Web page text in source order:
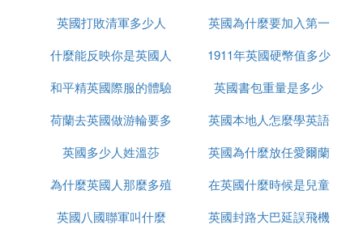
亨利王子，蘇塞克斯公爵 （全名：亨利·查爾斯·阿爾
伯特·大衛·蒙巴頓-溫莎；Henry Charles Albert David
Mountbatten-Windsor；1984年9月15日出生）被大
眾昵稱為哈里王子（Prince Harry），是英國王室的
成員之一，當今威爾士親王查爾斯王子和黛安娜·斯
賓塞的次子。
4、安德魯王子
約克公爵安德魯王子（全名：安德魯·阿爾伯特·克里
斯蒂安·愛德華 ；Andrew Albert Christian Edward ）
1960年2月19日生於白金漢宮，是英國女王伊麗莎白
麼辦
英國打敗清軍多少人
英國為什麼要加入第一
次世界大戰
什麼能反映你是英國人
1911年英國硬幣值多少
錢
和平精英國際服的體驗
服如何上去
英國書包重量是多少
荷蘭去英國做游輪要多
久
英國本地人怎麼學英語
英國多少人姓溫莎
英國為什麼放任愛爾蘭
獨立
為什麼英國人那麼多殖
民地
在英國什麼時候是兒童
節
英國八國聯軍叫什麼
英國封路大巴延誤飛機